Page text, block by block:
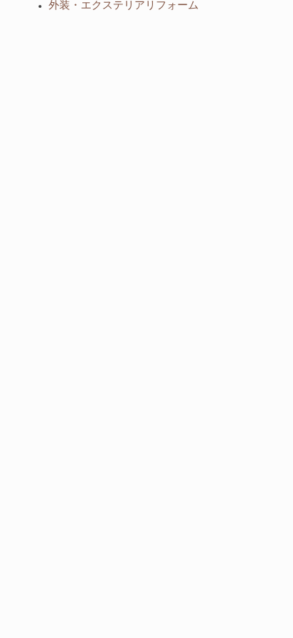
外装・エクステリアリフォーム